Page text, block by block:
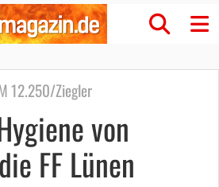
12.250/Ziegler
von
FF Lünen